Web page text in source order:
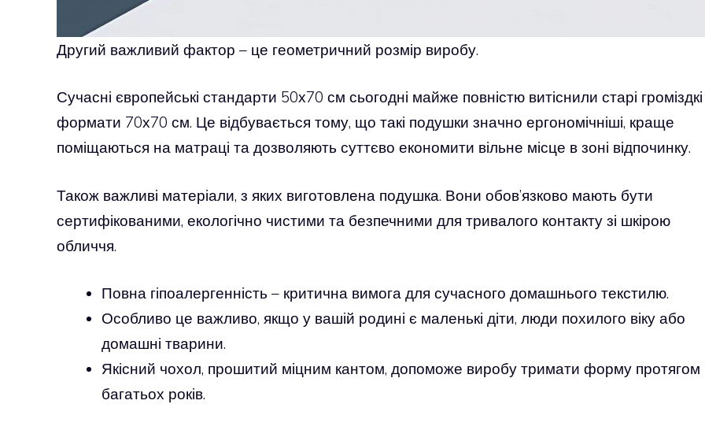
Другий важливий фактор – це геометричний розмір виробу.
Сучасні європейські стандарти 50х70 см сьогодні майже повністю витіснили старі громіздкі
формати 70х70 см. Це відбувається тому, що такі подушки значно ергономічніші, краще
поміщаються на матраці та дозволяють суттєво економити вільне місце в зоні відпочинку.
Також важливі матеріали, з яких виготовлена подушка. Вони обов’язково мають бути
сертифікованими, екологічно чистими та безпечними для тривалого контакту зі шкірою
обличчя.
Повна гіпоалергенність – критична вимога для сучасного домашнього текстилю.
Особливо це важливо, якщо у вашій родині є маленькі діти, люди похилого віку або
домашні тварини.
Якісний чохол, прошитий міцним кантом, допоможе виробу тримати форму протягом
багатьох років.